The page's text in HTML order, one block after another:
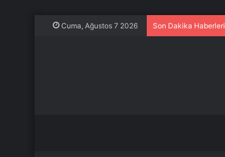
Cuma, Ağustos 7 2026 Son Dakika Haberleri